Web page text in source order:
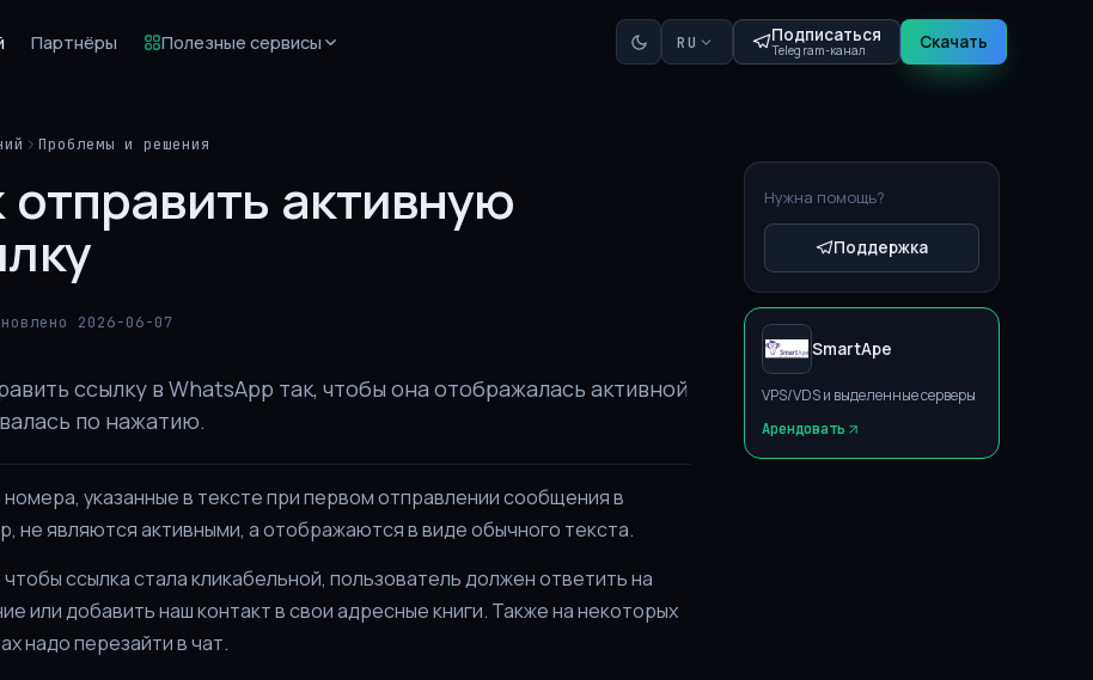
Партнёры Полезные сервисы RU Подписаться
Telegram-канал Скачать
Проблемы и решения
отправить активную
2026-06-07
ссылку в WhatsApp так, чтобы она отображалась активной
по нажатию.
указанные в тексте при первом отправлении сообщения в
не являются активными, а отображаются в виде обычного текста.
ссылка стала кликабельной, пользователь должен ответить на
или добавить наш контакт в свои адресные книги. Также на некоторых
надо перезайти в чат.
Нужна помощь?
Поддержка
SmartApe
VPS/VDS и выделенные серверы
Арендовать